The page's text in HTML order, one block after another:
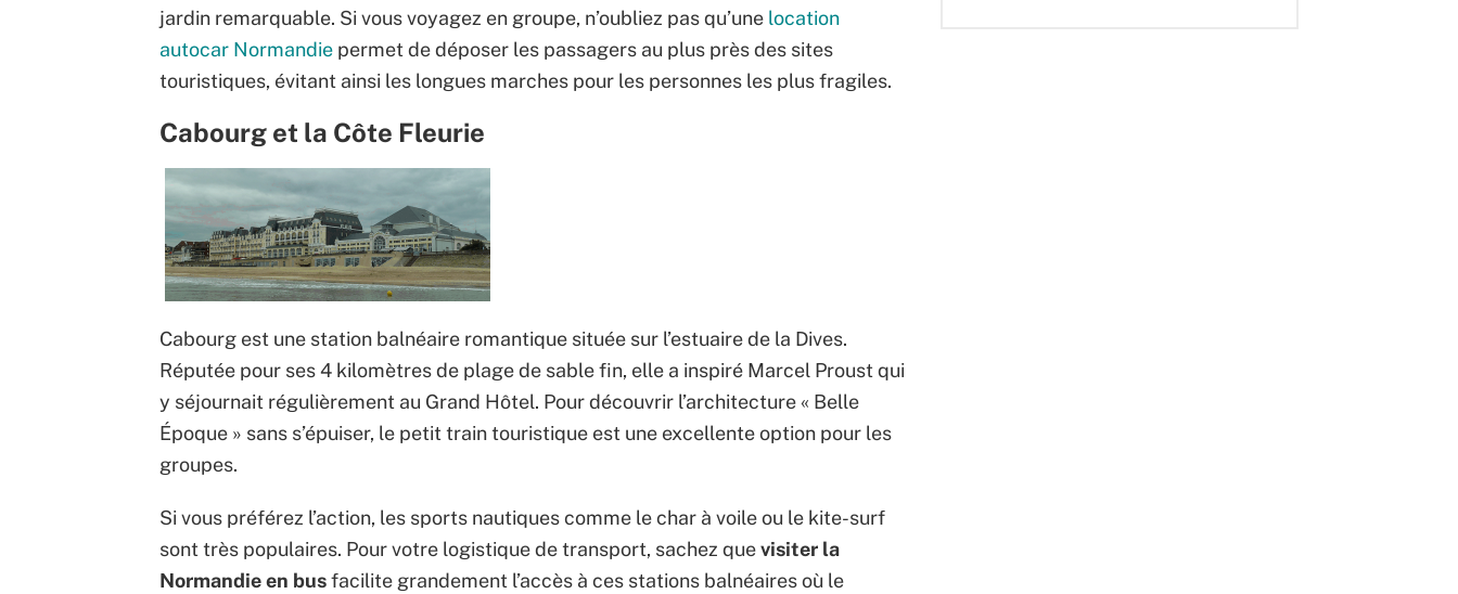
jardin remarquable. Si vous voyagez en groupe, n’oubliez pas qu’une location
autocar Normandie permet de déposer les passagers au plus près des sites
touristiques, évitant ainsi les longues marches pour les personnes les plus fragiles.
Cabourg et la Côte Fleurie
Cabourg est une station balnéaire romantique située sur l’estuaire de la Dives.
Réputée pour ses 4 kilomètres de plage de sable fin, elle a inspiré Marcel Proust qui
y séjournait régulièrement au Grand Hôtel. Pour découvrir l’architecture « Belle
Époque » sans s’épuiser, le petit train touristique est une excellente option pour les
groupes.
Si vous préférez l’action, les sports nautiques comme le char à voile ou le kite-surf
sont très populaires. Pour votre logistique de transport, sachez quevisiter la
Normandie en busfacilite grandement l’accès à ces stations balnéaires où le